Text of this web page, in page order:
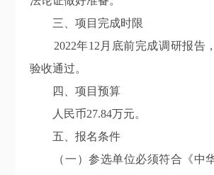
三、项目完成时限
2022年12月底前完成调研报告
验收通过。
四、项目预算
人民币27.84万元。
五、报名条件
（一）参选单位必须符合《中